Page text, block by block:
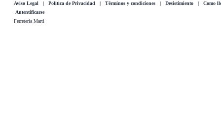
Aviso Legal | Politica de Privacidad | Términos y condiciones | Desistimiento | Como
Autentificarse
Ferreteria Marti